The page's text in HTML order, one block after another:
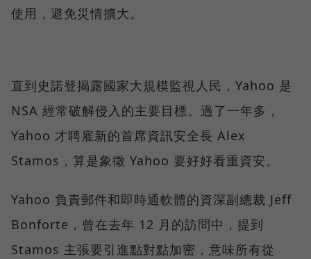
使用，避免災情擴大。
直到史諾登揭露國家大規模監視人民，Yahoo 是
NSA 經常破解侵入的主要目標。過了一年多，
Yahoo 才聘雇新的首席資訊安全長 Alex
Stamos，算是象徵 Yahoo 要好好看重資安。
Yahoo 負責郵件和即時通軟體的資深副總裁 Jeff
Bonforte，曾在去年 12 月的訪問中，提到
Stamos 主張要引進點對點加密，意味所有從